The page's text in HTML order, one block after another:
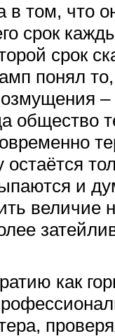
том, что
срок
срок
понял то,
общество
остаётся
и
величие
как